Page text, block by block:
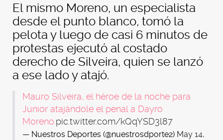
El mismo Moreno, un especialista
desde el punto blanco, tomó la
pelota y luego de casi 6 minutos de
protestas ejecutó al costado
derecho de Silveira, quien se lanzó
a ese lado y atajó.
Mauro Silveira, el héroe de la noche para
Junior atajándole el penal a Dayro
Moreno.pic.twitter.com/kQqYSD3l87
— Nuestros Deportes (@nuestrosdporte2) May 14,